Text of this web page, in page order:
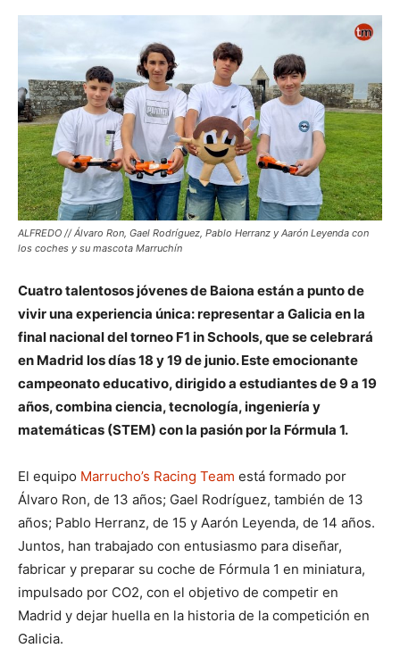
ALFREDO // Álvaro Ron, Gael Rodríguez, Pablo Herranz y Aarón Leyenda con
los coches y su mascota Marruchín
Cuatro talentosos jóvenes de Baiona están a punto de
vivir una experiencia única: representar a Galicia en la
final nacional del torneo F1 in Schools, que se celebrará
en Madrid los días 18 y 19 de junio. Este emocionante
campeonato educativo, dirigido a estudiantes de 9 a 19
años, combina ciencia, tecnología, ingeniería y
matemáticas (STEM) con la pasión por la Fórmula 1.
El equipo Marrucho’s Racing Team está formado por
Álvaro Ron, de 13 años; Gael Rodríguez, también de 13
años; Pablo Herranz, de 15 y Aarón Leyenda, de 14 años.
Juntos, han trabajado con entusiasmo para diseñar,
fabricar y preparar su coche de Fórmula 1 en miniatura,
impulsado por CO2, con el objetivo de competir en
Madrid y dejar huella en la historia de la competición en
Galicia.